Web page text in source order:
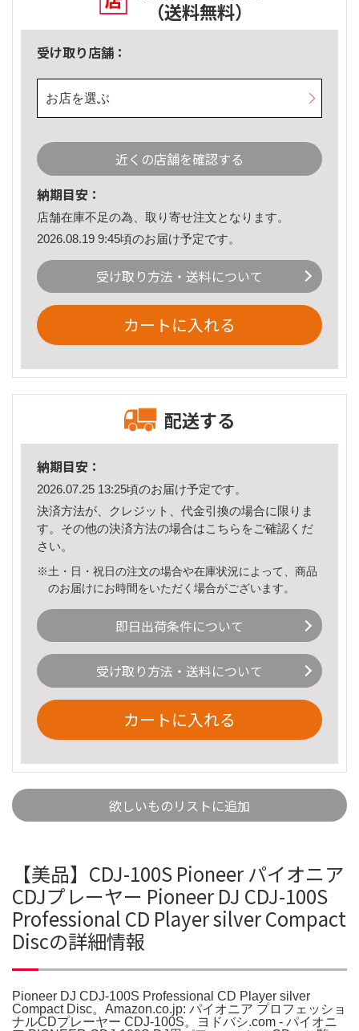
（送料無料）
受け取り店舗：
お店を選ぶ
近くの店舗を確認する
納期目安：
店舗在庫不足の為、取り寄せ注文となります。
2026.08.19 9:45頃のお届け予定です。
受け取り方法・送料について
カートに入れる
配送する
納期目安：
2026.07.25 13:25頃のお届け予定です。
決済方法が、クレジット、代金引換の場合に限りま
す。その他の決済方法の場合はこちら をご確認くだ
さい。
※土・日・祝日の注文の場合や在庫状況によって、商品
のお届けにお時間をいただく場合がございます。
即日出荷条件について
受け取り方法・送料について
カートに入れる
欲しいものリストに追加
【美品】CDJ-100S Pioneer パイオニア
CDJプレーヤー Pioneer DJ CDJ-100S
Professional CD Player silver Compact
Discの詳細情報
Pioneer DJ CDJ-100S Professional CD Player silver
Compact Disc。Amazon.co.jp: パイオニア プロフェッショ
ナルCDプレーヤー CDJ-100S。ヨドバシ.com - パイオニ